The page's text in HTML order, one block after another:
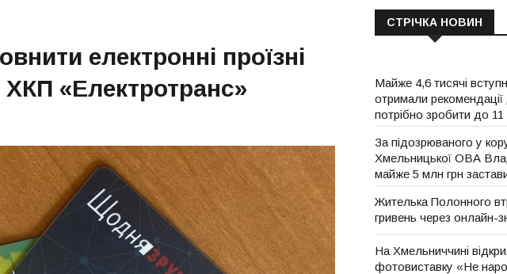
електронні проїзні
«Електротранс»
СТРІЧКА НОВИН
Майже 4,6 тисячі
отримали
потрібно зробити до 11
За підозрюваного у
Хмельницької ОВА
майже 5 млн грн
Жителька Полонного
гривень через онлайн-
На Хмельниччині
фотовиставку «Не